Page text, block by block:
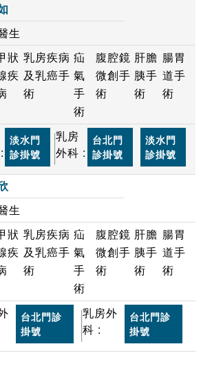
生
狀
疾
乳房疾病
及乳癌手
術
疝
氣
手
術
腹腔鏡
微創手
術
肝膽
胰手
術
腸胃
道手
術
淡水門
診掛號
乳房
外科 :
台北門
診掛號
淡水門
診掛號
生
狀
疾
乳房疾病
及乳癌手
術
疝
氣
手
術
腹腔鏡
微創手
術
肝膽
胰手
術
腸胃
道手
術
台北門診
掛號
乳房外
科 :
台北門診
掛號